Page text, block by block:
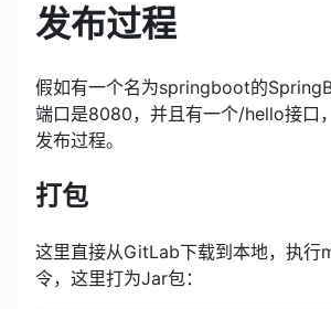
发布过程
假如有一个名为springboot的
端口是8080，并且有一个/hello接口
发布过程。
打包
这里直接从GitLab下载到本地，执行
令，这里打为Jar包：